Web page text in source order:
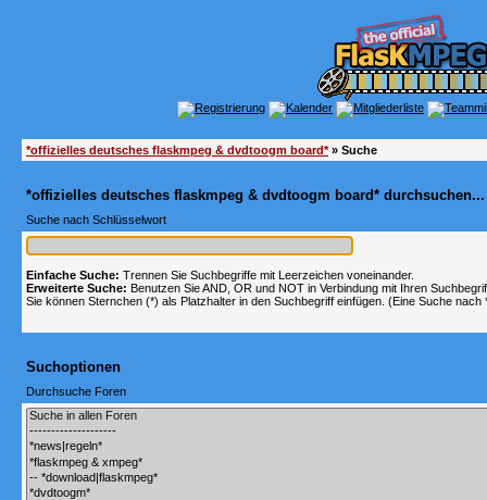
*offizielles deutsches flaskmpeg & dvdtoogm board*» Suche
*offizielles deutsches flaskmpeg & dvdtoogm board* durchsuchen...
Suche nach Schlüsselwort
Einfache Suche: Trennen Sie Suchbegriffe mit Leerzeichen voneinander.
Erweiterte Suche: Benutzen Sie AND, OR und NOT in Verbindung mit Ihren
Sie können Sternchen (*) als Platzhalter in den Suchbegriff einfügen. (Eine Suche
Suchoptionen
Durchsuche Foren